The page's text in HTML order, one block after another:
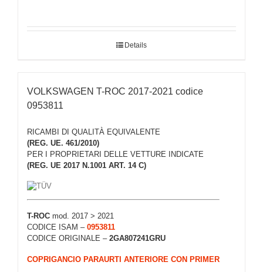
Details
VOLKSWAGEN T-ROC 2017-2021 codice
0953811
RICAMBI DI QUALITÀ EQUIVALENTE
(REG. UE. 461/2010)
PER I PROPRIETARI DELLE VETTURE INDICATE
(REG. UE 2017 N.1001 ART. 14 C)
T-ROC mod. 2017 > 2021
CODICE ISAM – 0953811
CODICE ORIGINALE – 2GA807241GRU
COPRIGANCIO PARAURTI ANTERIORE CON PRIMER